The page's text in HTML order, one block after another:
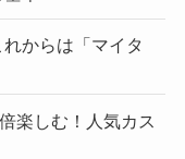
からは「マイタ
楽しむ！人気カス